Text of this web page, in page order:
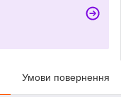
Умови повернення